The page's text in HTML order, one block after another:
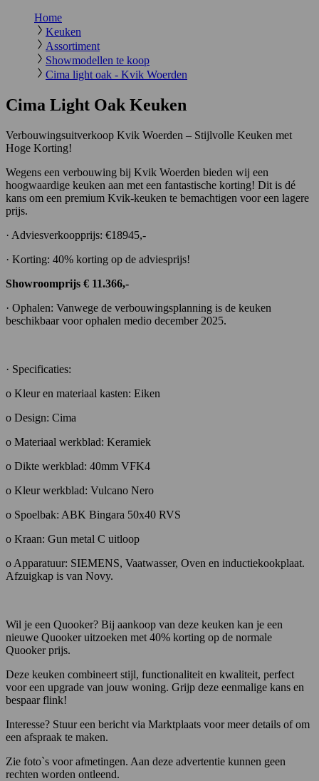
Home
Keuken
Assortiment
Showmodellen te koop
Cima light oak - Kvik Woerden
Cima Light Oak Keuken
Verbouwingsuitverkoop Kvik Woerden – Stijlvolle Keuken met
Hoge Korting!
Wegens een verbouwing bij Kvik Woerden bieden wij een
hoogwaardige keuken aan met een fantastische korting! Dit is dé
kans om een premium Kvik-keuken te bemachtigen voor een lagere
prijs.
· Adviesverkoopprijs: €18945,-
· Korting: 40% korting op de adviesprijs!
Showroomprijs € 11.366,-
· Ophalen: Vanwege de verbouwingsplanning is de keuken
beschikbaar voor ophalen medio december 2025.
· Specificaties:
o Kleur en materiaal kasten: Eiken
o Design: Cima
o Materiaal werkblad: Keramiek
o Dikte werkblad: 40mm VFK4
o Kleur werkblad: Vulcano Nero
o Spoelbak: ABK Bingara 50x40 RVS
o Kraan: Gun metal C uitloop
o Apparatuur: SIEMENS, Vaatwasser, Oven en inductiekookplaat.
Afzuigkap is van Novy.
Wil je een Quooker? Bij aankoop van deze keuken kan je een
nieuwe Quooker uitzoeken met 40% korting op de normale
Quooker prijs.
Deze keuken combineert stijl, functionaliteit en kwaliteit, perfect
voor een upgrade van jouw woning. Grijp deze eenmalige kans en
bespaar flink!
Interesse? Stuur een bericht via Marktplaats voor meer details of om
een afspraak te maken.
Zie foto`s voor afmetingen. Aan deze advertentie kunnen geen
rechten worden ontleend.